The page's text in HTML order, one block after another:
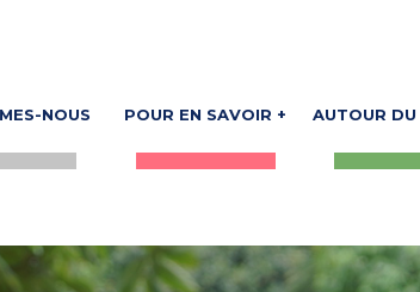
NOUS POUR EN SAVOIR + AUTOUR